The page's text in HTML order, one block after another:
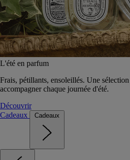
L'été en parfum
Frais, pétillants, ensoleillés. Une
accompagner chaque journée d'été.
Découvrir
Cadeaux
Cadeaux